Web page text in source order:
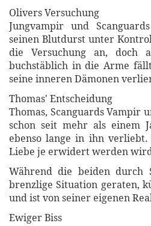
Olivers Versuchung
Jungvampir und
seinen Blutdurst unter
die Versuchung an, doch
buchstäblich in die Arme
seine inneren Dämonen
Thomas' Entscheidung
Thomas, Scanguards Vampir
schon seit mehr als einem
ebenso lange in ihn
Liebe je erwidert werden
Während die beiden durch
brenzlige Situation geraten,
und ist von seiner eigenen
Ewiger Biss